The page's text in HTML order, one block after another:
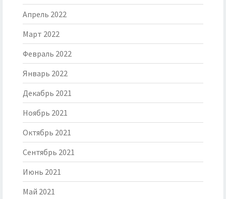
Апрель 2022
Март 2022
Февраль 2022
Январь 2022
Декабрь 2021
Ноябрь 2021
Октябрь 2021
Сентябрь 2021
Июнь 2021
Май 2021